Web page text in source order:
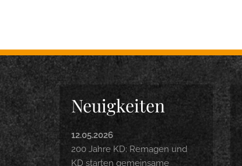
Neuigkeiten
12.05.2026
200 Jahre KD: Remagen und
KD starten gemeinsame